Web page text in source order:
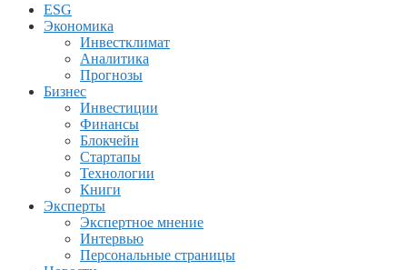
ESG
Экономика
Инвестклимат
Аналитика
Прогнозы
Бизнес
Инвестиции
Финансы
Блокчейн
Стартапы
Технологии
Книги
Эксперты
Экспертное мнение
Интервью
Персональные страницы